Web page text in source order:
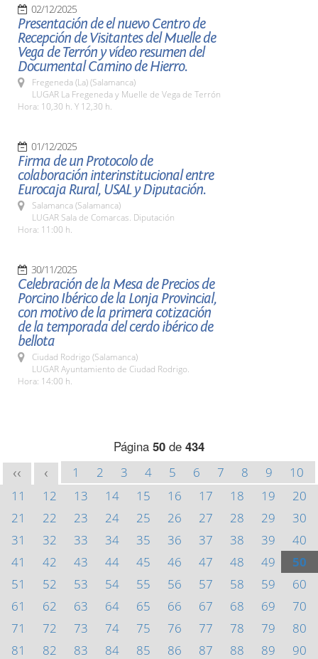
02/12/2025
Presentación de el nuevo Centro de
Recepción de Visitantes del Muelle de
Vega de Terrón y vídeo resumen del
Documental Camino de Hierro.
Fregeneda (La) (Salamanca)
LUGAR La Fregeneda y Muelle de Vega de Terrón
Hora: 10,30 h. Y 12,30 h.
01/12/2025
Firma de un Protocolo de
colaboración interinstitucional entre
Eurocaja Rural, USAL y Diputación.
Salamanca (Salamanca)
LUGAR Sala de Comarcas. Diputación
Hora: 11:00 h.
30/11/2025
Celebración de la Mesa de Precios de
Porcino Ibérico de la Lonja Provincial,
con motivo de la primera cotización
de la temporada del cerdo ibérico de
bellota
Ciudad Rodrigo (Salamanca)
LUGAR Ayuntamiento de Ciudad Rodrigo.
Hora: 14:00 h.
Página 50 de 434
<< < 1 2 3 4 5 6 7 8 9
10
11
12 13 14 15 16 17 18 19
20
21
22 23 24 25 26 27 28 29
30
31
32 33 34 35 36 37 38 39
40
41
42 43 44 45 46 47 48 49
50
51
52 53 54 55 56 57 58 59
60
61
62 63 64 65 66 67 68 69
70
71
72 73 74 75 76 77 78 79
80
81
82 83 84 85 86 87 88 89
90